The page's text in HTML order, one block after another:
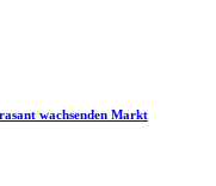
wachsenden Markt